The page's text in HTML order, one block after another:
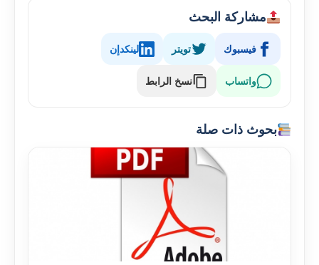
مشاركة البحث
فيسبوك تويتر لينكدإن
واتساب نسخ الرابط
بحوث ذات صلة